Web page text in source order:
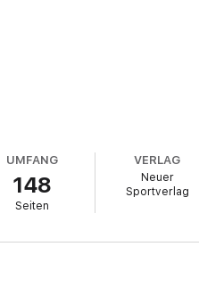
UMFANG
148
Seiten
VERLAG
Neuer
Sportverlag